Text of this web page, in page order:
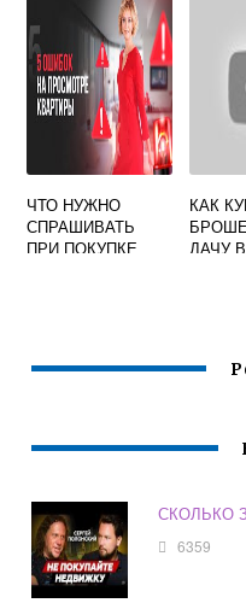
ЧТО НУЖНО
СПРАШИВАТЬ
ПРИ ПОКУПКЕ
КАК
ДАЧУ
СКОЛЬКО
6359